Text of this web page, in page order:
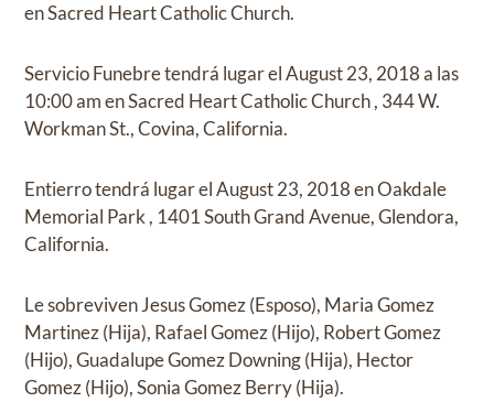
enSacred Heart Catholic Church.
Servicio Funebretendrá lugar elAugust 23, 2018a las
10:00 amenSacred Heart Catholic Church, 344 W.
Workman St., Covina, California.
Entierrotendrá lugar elAugust 23, 2018enOakdale
Memorial Park , 1401 South Grand Avenue, Glendora,
California.
Le sobrevivenJesus Gomez (Esposo), Maria Gomez
Martinez (Hija), Rafael Gomez (Hijo), Robert Gomez
(Hijo), Guadalupe Gomez Downing (Hija), Hector
Gomez (Hijo), Sonia Gomez Berry (Hija).